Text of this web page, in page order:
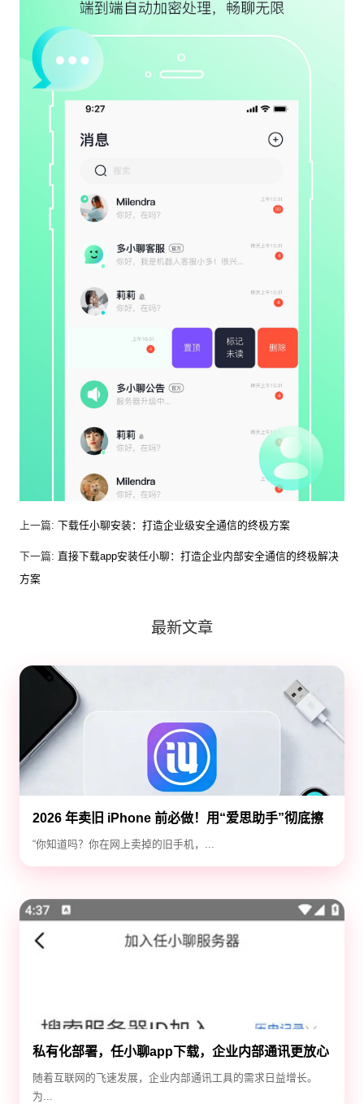
上一篇: 下载任小聊安装：打造企业级安全通信的终极方案
下一篇: 直接下载app安装任小聊：打造企业内部安全通信的终极解决
方案
最新文章
2026 年卖旧 iPhone 前必做！用“爱思助手”彻底擦
除隐私，防止数据泄露
“你知道吗？你在网上卖掉的旧手机，...
私有化部署，任小聊app下载，企业内部通讯更放心
随着互联网的飞速发展，企业内部通讯工具的需求日益增长。
为...